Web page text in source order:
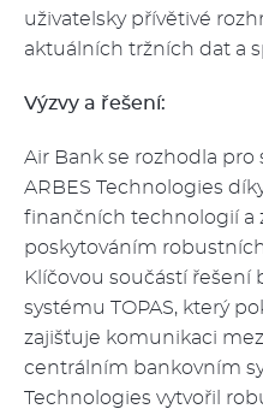
uživatelsky přívětivé
aktuálních tržních dat a
Výzvy a řešení:
Air Bank se rozhodla
ARBES Technologies
finančních technologií a
poskytováním
Klíčovou součástí řešení
systému TOPAS, který
zajišťuje komunikaci
centrálním bankovním
Technologies vytvořil